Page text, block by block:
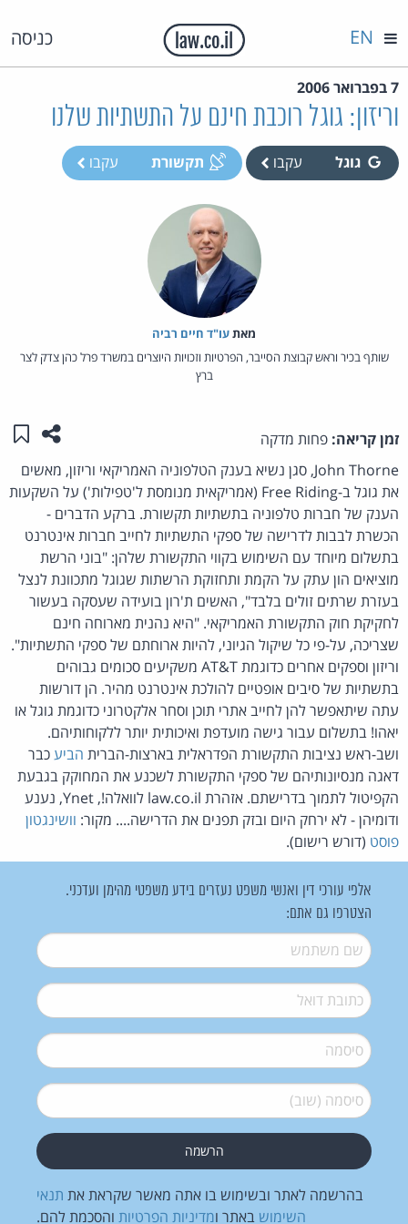
כניסה EN
7 בפברואר 2006
וריזון: גוגל רוכבת חינם על התשתיות שלנו
גוגל עקבו תקשורת עקבו
מאת‏עו"ד חיים רביה
שותף בכיר וראש קבוצת הסייבר, הפרטיות וזכויות היוצרים במשרד פרל כהן צדק לצר
ברץ
זמן קריאה: פחות מדקה שתפו
John Thorne, סגן נשיא בענק הטלפוניה האמריקאי וריזון, מאשים
את גוגל ב-Free Riding (אמריקאית מנומסת ל'טפילות') על השקעות
הענק של חברות טלפוניה בתשתיות תקשורת. ברקע הדברים -
הכשרת לבבות לדרישה של ספקי התשתיות לחייב חברות אינטרנט
בתשלום מיוחד עם השימוש בקווי התקשורת שלהן: "בוני הרשת
מוציאים הון עתק על הקמת ותחזוקת הרשתות שגוגל מתכוונת לנצל
בעזרת שרתים זולים בלבד", האשים ת'רון בועידה שעסקה בעשור
לחקיקת חוק התקשורת האמריקאי. "היא נהנית מארוחה חינם
שצריכה, על-פי כל שיקול הגיוני, להיות ארוחתם של ספקי התשתיות".
וריזון וספקים אחרים כדוגמת AT&T משקיעים סכומים גבוהים
בתשתיות של סיבים אופטיים להולכת אינטרנט מהיר. הן דורשות
עתה שיתאפשר להן לחייב אתרי תוכן וסחר אלקטרוני כדוגמת גוגל או
יאהו! בתשלום עבור גישה מועדפת ואיכותית יותר ללקוחותיהם.
ושב-ראש נציבות התקשורת הפדראלית בארצות-הברית הביעכבר
דאגה מנסיונותיהם של ספקי התקשורת לשכנע את המחוקק בגבעת
הקפיטול לתמוך בדרישתם. אזהרת law.co.il לוואלה!, Ynet, נענע
ודומיהן - לא ירחק היום ובזק תפנים את הדרישה.... מקור: וושינגטון
פוסט (דורש רישום).
אלפי עורכי דין ואנשי משפט נעזרים בידע משפטי מהימן ועדכני.
הצטרפו גם אתם:
שם משתמש*
דואל*
סיסמה*
סיסמה (שוב)*
בהרשמה לאתר ובשימוש בו אתה מאשר שקראת את תנאי
השימוש באתר ומדיניות הפרטיות והסכמת להם.